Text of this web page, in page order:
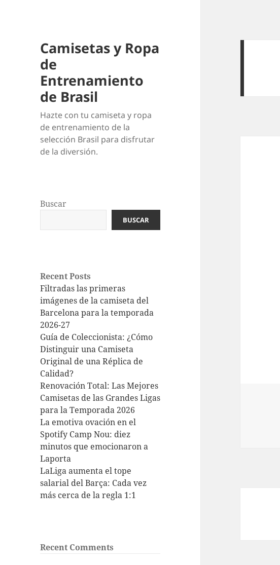
Camisetas y Ropa
de
Entrenamiento
de Brasil
Hazte con tu camiseta y ropa
de entrenamiento de la
selección Brasil para disfrutar
de la diversión.
Buscar
BUSCAR
Recent Posts
Filtradas las primeras
imágenes de la camiseta del
Barcelona para la temporada
2026-27
Guía de Coleccionista: ¿Cómo
Distinguir una Camiseta
Original de una Réplica de
Calidad?
Renovación Total: Las Mejores
Camisetas de las Grandes Ligas
para la Temporada 2026
La emotiva ovación en el
Spotify Camp Nou: diez
minutos que emocionaron a
Laporta
LaLiga aumenta el tope
salarial del Barça: Cada vez
más cerca de la regla 1:1
Recent Comments